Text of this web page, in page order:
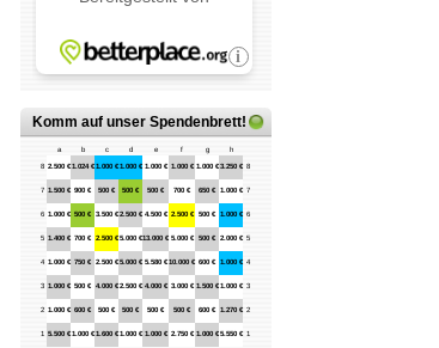
Komm auf unser Spendenbrett!
a b c d e f g h
8 2.500 € 1.024 € 1.000 € 1.000 € 1.000 € 1.000 € 1.000 € 3.250 € 8
7 1.500 € 900 € 500 € 500 € 500 € 700 € 650 € 1.000 € 7
6 1.000 € 500 € 3.500 € 2.500 € 4.500 € 2.500 € 500 € 1.000 € 6
5 1.400 € 700 € 2.500 € 5.000 €13.000 € 5.000 € 500 € 2.000 € 5
4 1.000 € 750 € 2.500 € 5.000 € 5.580 € 10.000 € 600 € 1.000 € 4
3 1.000 € 500 € 4.000 € 2.500 € 4.000 € 3.000 € 1.500 € 1.000 € 3
2 1.000 € 600 € 500 € 500 € 500 € 500 € 600 € 1.270 € 2
1 5.500 € 1.000 € 1.600 € 1.000 € 1.000 € 2.750 € 1.000 € 5.550 € 1